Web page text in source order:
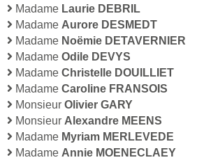
Madame Laurie DEBRIL
Madame Aurore DESMEDT
Madame Noëmie DETAVERNIER
Madame Odile DEVYS
Madame Christelle DOUILLIET
Madame Caroline FRANSOIS
Monsieur Olivier GARY
Monsieur Alexandre MEENS
Madame Myriam MERLEVEDE
Madame Annie MOENECLAEY